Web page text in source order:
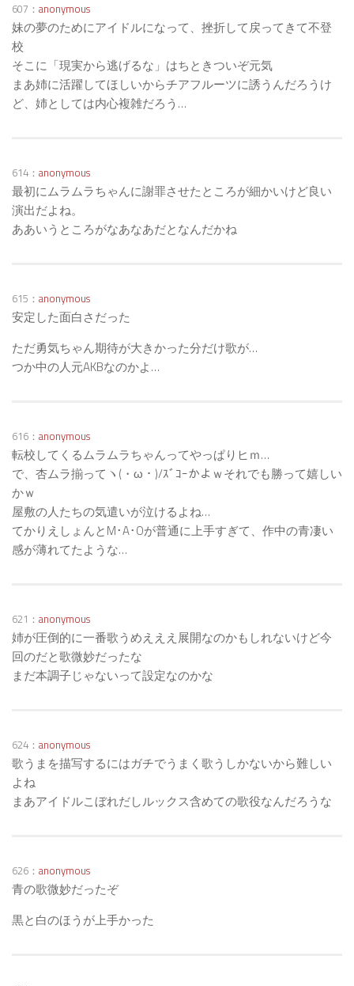
607： anonymous
妹の夢のためにアイドルになって、挫折して戻ってきて不登
校
そこに「現実から逃げるな」はちときついぞ元気
まあ姉に活躍してほしいからチアフルーツに誘うんだろうけ
ど、姉としては内心複雑だろう…
614： anonymous
最初にムラムラちゃんに謝罪させたところが細かいけど良い
演出だよね。
ああいうところがなあなあだとなんだかね
615： anonymous
安定した面白さだった
ただ勇気ちゃん期待が大きかった分だけ歌が…
つか中の人元AKBなのかよ…
616： anonymous
転校してくるムラムラちゃんってやっぱりヒｍ…
で、杏ムラ揃ってヽ(・ω・)/ｽﾞｺｰかよｗそれでも勝って嬉しい
かｗ
屋敷の人たちの気遣いが泣けるよね…
てかりえしょんとM･A･Oが普通に上手すぎて、作中の青凄い
感が薄れてたような…
621： anonymous
姉が圧倒的に一番歌うめえええ展開なのかもしれないけど今
回のだと歌微妙だったな
まだ本調子じゃないって設定なのかな
624： anonymous
歌うまを描写するにはガチでうまく歌うしかないから難しい
よね
まあアイドルこぼれだしルックス含めての歌役なんだろうな
626： anonymous
青の歌微妙だったぞ
黒と白のほうが上手かった